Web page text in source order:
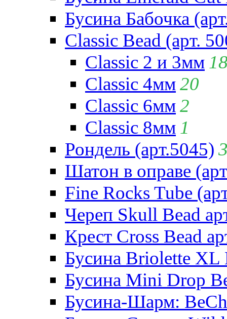
Бусина Бабочка
Classic Bead (арт.
Classic 2 и 3мм
Classic 4мм20
Classic 6мм2
Classic 8мм 1
Рондель (арт.5045)
Шатон в оправе
Fine Rocks Tube
Череп Skull Bead
Крест Cross Bead
Бусина Briolette XL
Бусина Mini Drop
Бусина-Шарм: